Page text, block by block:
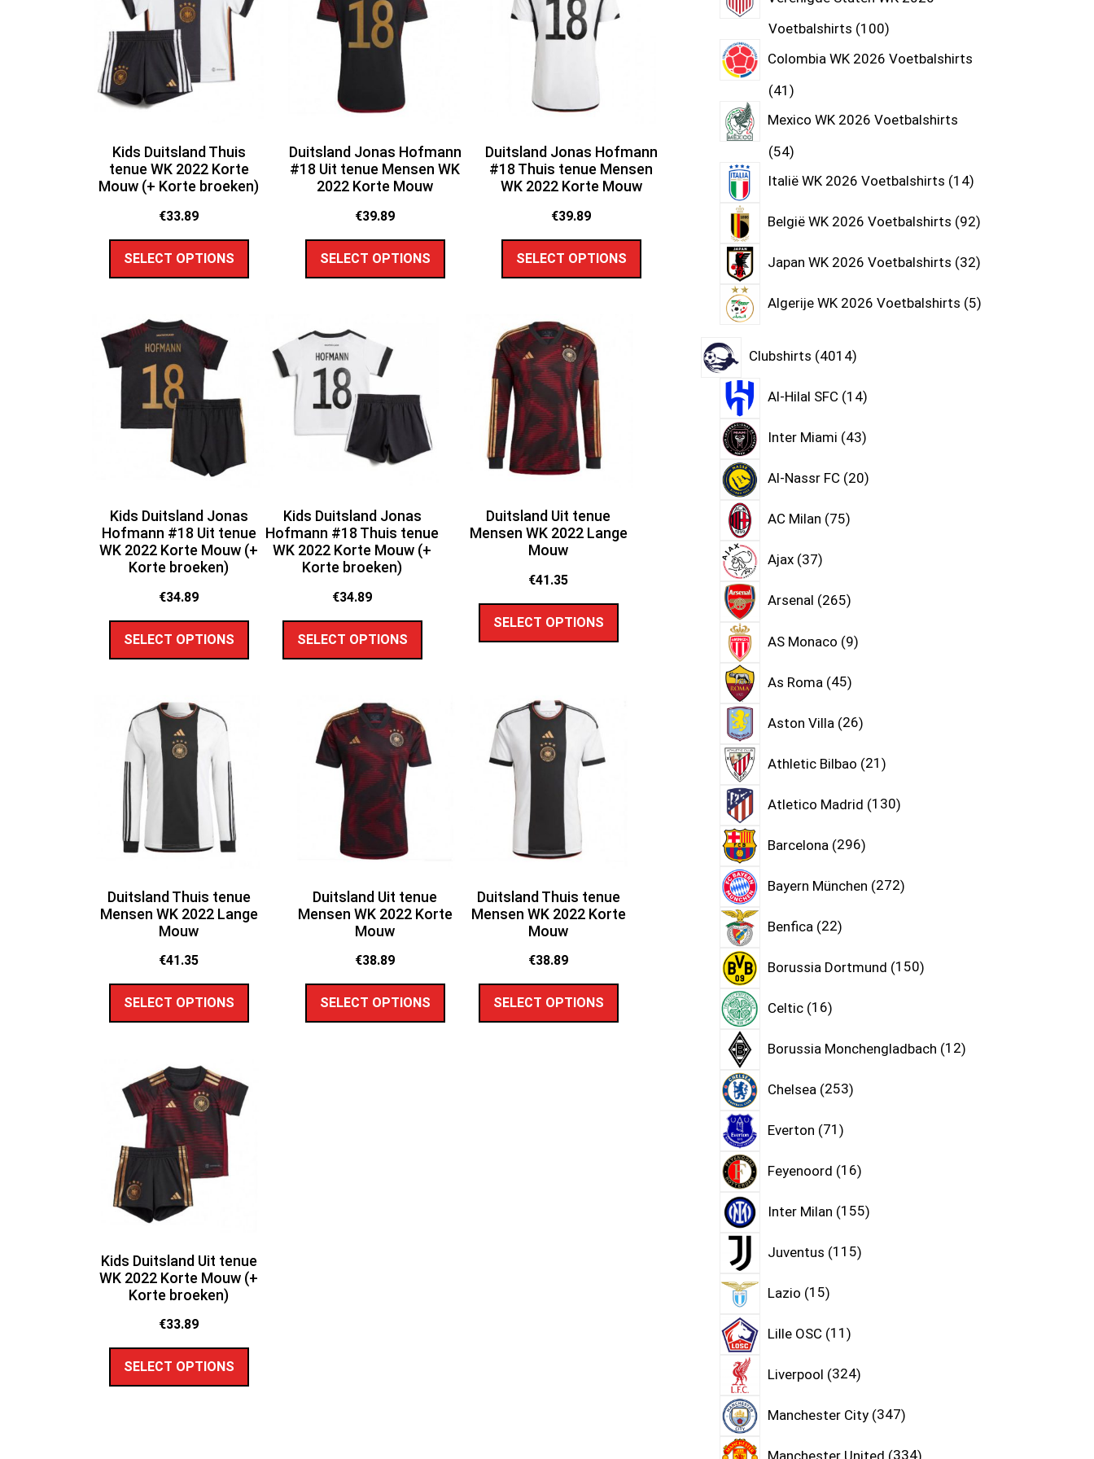
Kids Duitsland Thuis
tenue WK 2022 Korte
Mouw (+ Korte broeken)
€33.89
SELECT OPTIONS
Duitsland Jonas Hofmann
#18 Uit tenue Mensen WK
2022 Korte Mouw
€39.89
SELECT OPTIONS
Duitsland Jonas Hofmann
#18 Thuis tenue Mensen
WK 2022 Korte Mouw
€39.89
SELECT OPTIONS
Kids Duitsland Jonas
Hofmann #18 Uit tenue
WK 2022 Korte Mouw (+
Korte broeken)
€34.89
SELECT OPTIONS
Kids Duitsland Jonas
Hofmann #18 Thuis tenue
WK 2022 Korte Mouw (+
Korte broeken)
€34.89
SELECT OPTIONS
Duitsland Uit tenue
Mensen WK 2022 Lange
Mouw
€41.35
SELECT OPTIONS
Duitsland Thuis tenue
Mensen WK 2022 Lange
Mouw
€41.35
SELECT OPTIONS
Duitsland Uit tenue
Mensen WK 2022 Korte
Mouw
€38.89
SELECT OPTIONS
Duitsland Thuis tenue
Mensen WK 2022 Korte
Mouw
€38.89
SELECT OPTIONS
Kids Duitsland Uit tenue
WK 2022 Korte Mouw (+
Korte broeken)
€33.89
SELECT OPTIONS
Voetbalshirts 100
Colombia WK 2026 Voetbalshirts
41
Mexico WK 2026 Voetbalshirts
54
Italië WK 2026 Voetbalshirts 14
België WK 2026 Voetbalshirts 92
Japan WK 2026 Voetbalshirts 32
Algerije WK 2026 Voetbalshirts 5
Clubshirts 4014
Al-Hilal SFC 14
Inter Miami 43
Al-Nassr FC 20
AC Milan 75
Ajax 37
Arsenal 265
AS Monaco 9
As Roma 45
Aston Villa 26
Athletic Bilbao 21
Atletico Madrid 130
Barcelona 296
Bayern München 272
Benfica 22
Borussia Dortmund 150
Celtic 16
Borussia Monchengladbach 12
Chelsea 253
Everton 71
Feyenoord 16
Inter Milan 155
Juventus 115
Lazio 15
Lille OSC 11
Liverpool 324
Manchester City 347
Manchester United 334